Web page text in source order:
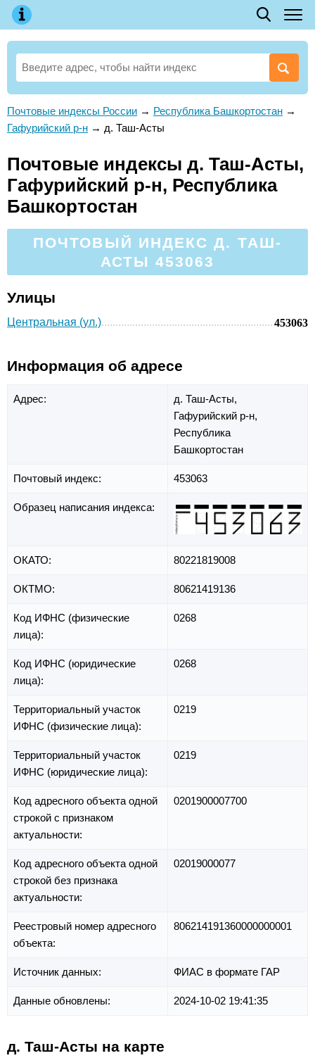
Почтовые индексы России → Республика Башкортостан →
Гафурийский р-н → д. Таш-Асты
Почтовые индексы д. Таш-Асты,
Гафурийский р-н, Республика
Башкортостан
ПОЧТОВЫЙ ИНДЕКС Д. ТАШ-
АСТЫ 453063
Улицы
Центральная (ул.) 453063
Информация об адресе
Адрес:
д. Таш-Асты,
Гафурийский р-н,
Республика
Башкортостан
Почтовый индекс: 453063
Образец написания индекса:
ОКАТО: 80221819008
ОКТМО: 80621419136
Код ИФНС (физические
лица):
0268
Код ИФНС (юридические
лица):
0268
Территориальный участок
ИФНС (физические лица):
0219
Территориальный участок
ИФНС (юридические лица):
0219
Код адресного объекта одной
строкой с признаком
актуальности:
0201900007700
Код адресного объекта одной
строкой без признака
актуальности:
02019000077
Реестровый номер адресного
объекта:
806214191360000000001
Источник данных: ФИАС в формате ГАР
Данные обновлены: 2024-10-02 19:41:35
д. Таш-Асты на карте